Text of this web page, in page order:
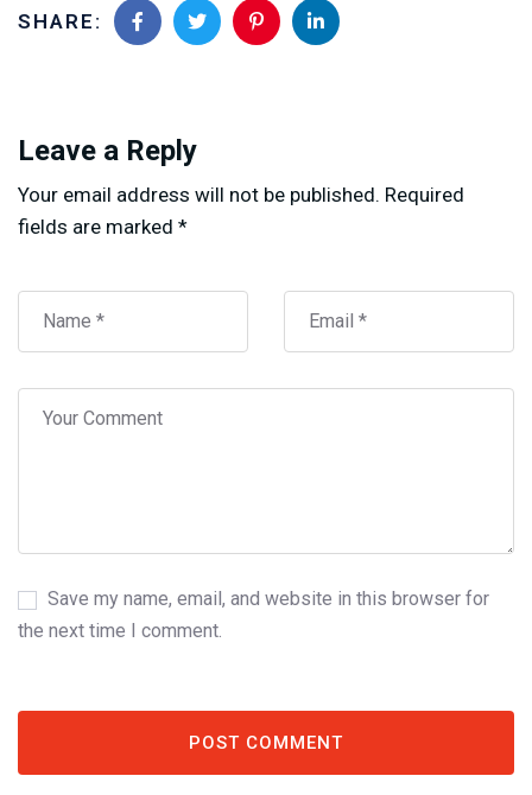
SHARE:
Leave a Reply
Your email address will not be published. Required
fields are marked *
Save my name, email, and website in this browser for
the next time I comment.